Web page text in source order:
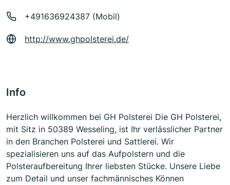
+491636924387 (Mobil)
http://www.ghpolsterei.de/
Info
Herzlich willkommen bei GH Polsterei Die GH Polsterei,
mit Sitz in 50389 Wesseling, ist Ihr verlässlicher Partner
in den Branchen Polsterei und Sattlerei. Wir
spezialisieren uns auf das Aufpolstern und die
Polsteraufbereitung Ihrer liebsten Stücke. Unsere Liebe
zum Detail und unser fachmännisches Können